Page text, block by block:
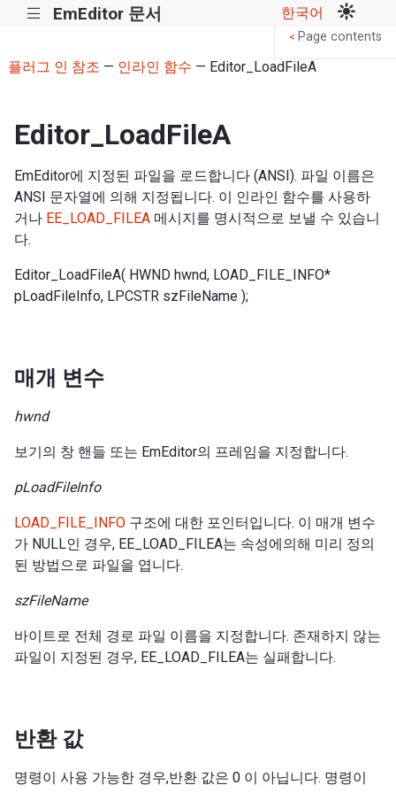
||| EmEditor 문서 한국어
플러그 인 참조 — 인라인 함수 — Editor_LoadFileA
Editor_LoadFileA
EmEditor에 지정된 파일을 로드합니다 (ANSI). 파일 이름은
ANSI 문자열에 의해 지정됩니다. 이 인라인 함수를 사용하
거나 EE_LOAD_FILEA 메시지를 명시적으로 보낼 수 있습니
다.
Editor_LoadFileA( HWND hwnd, LOAD_FILE_INFO*
pLoadFileInfo, LPCSTR szFileName );
매개 변수
hwnd
보기의 창 핸들 또는 EmEditor의 프레임을 지정합니다.
pLoadFileInfo
LOAD_FILE_INFO 구조에 대한 포인터입니다. 이 매개 변수
가 NULL인 경우, EE_LOAD_FILEA는 속성에의해 미리 정의
된 방법으로 파일을 엽니다.
szFileName
바이트로 전체 경로 파일 이름을 지정합니다. 존재하지 않는
파일이 지정된 경우, EE_LOAD_FILEA는 실패합니다.
반환 값
명령이 사용 가능한 경우,반환 값은 0 이 아닙니다. 명령이
< Page contents